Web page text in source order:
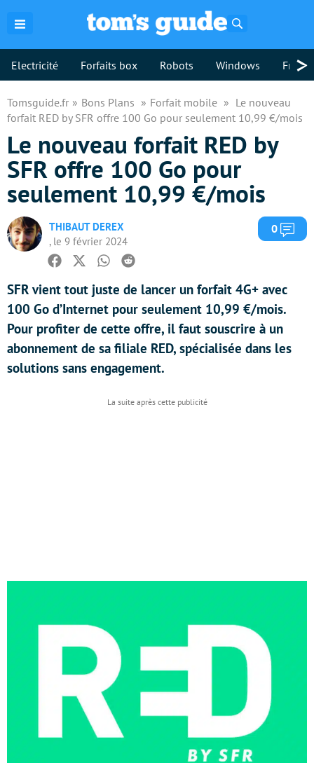
Electricité Forfaits box Robots Windows >
Tomsguide.fr Bons Plans Forfait mobile
Le nouveau
forfait RED by SFR offre 100 Go pour seulement 10,99 €/mois
Le nouveau forfait RED by
SFR offre 100 Go pour
seulement 10,99 €/mois
THIBAUT DEREX
, le 9 février 2024
0
Facebook
TwitterWhatsapp
Reddit
SFR vient tout juste de lancer un forfait 4G+ avec
100 Go d’Internet pour seulement 10,99 €/mois.
Pour profiter de cette offre, il faut souscrire à un
abonnement de sa filiale RED, spécialisée dans les
solutions sans engagement.